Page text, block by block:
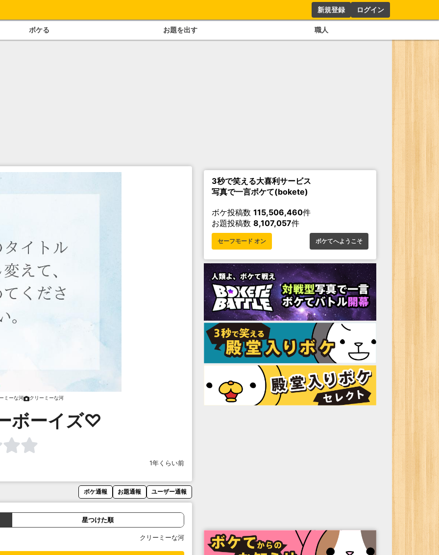
新規登録 ログイン
ボケる お題を出す 職人
ミーな河 クリーミーな河
ボーイズ♡
1年くらい前
ボケ通報 お題通報 ユーザー通報
星つけた順
クリーミーな河
3秒で笑える大喜利サービス
写真で一言ボケて(bokete)
ボケ投稿数 115,506,460件
お題投稿数 8,107,057件
セーフモード オン ボケてへようこそ